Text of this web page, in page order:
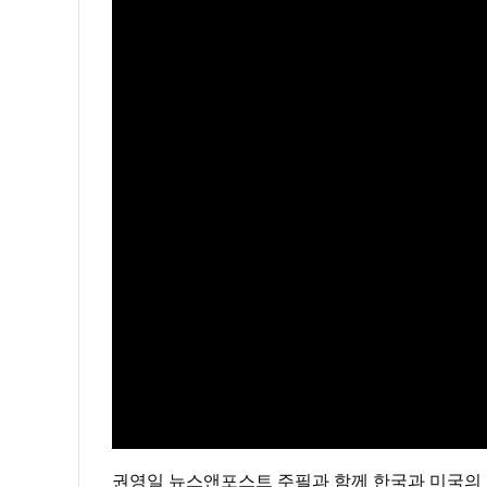
권영일 뉴스앤포스트 주필과 함께 한국과 미국